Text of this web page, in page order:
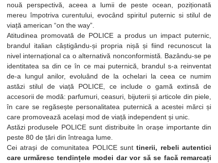
nouă perspectivă, aceea a lumii de peste ocean, poziționată
mereu împotriva curentului, evocând spiritul puternic si stilul de
viață american “on the way”.
Atitudinea promovată de POLICE a produs un impact puternic,
brandul italian câștigându-și propria nișă și fiind recunoscut la
nivel internațional ca o alternativă nonconformistă. Bazându-se pe
identitatea sa din ce în ce mai puternică, brandul s-a reinventat
de-a lungul anilor, evoluând de la ochelari la ceea ce numim
astăzi stilul de viață POLICE, ce include o gamă extinsă de
accesorii de modă: parfumuri, ceasuri, bijuterii și articole din piele,
în care se regăsește personalitatea puternică a acestei mărci și
care promovează același mod de viață independent și unic.
Astăzi produsele POLICE sunt distribuite în orașe importante din
peste 80 de țări din întreaga lume.
Cei atrași de comunitatea POLICE sunttinerii, rebeli autentici
care urmăresc tendințele modei dar vor să se facă remarcați